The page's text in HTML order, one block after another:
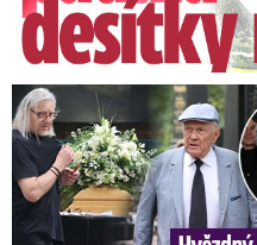
Speciální řečníci nad rakví